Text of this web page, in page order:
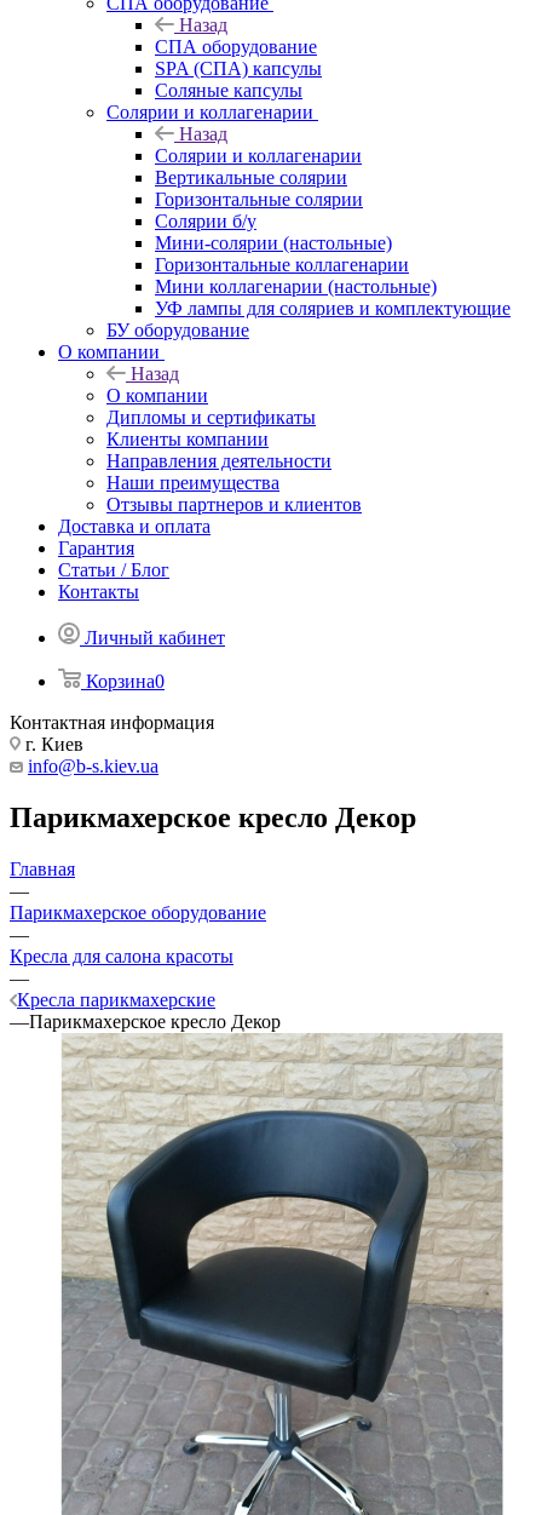
Назад
СПА оборудование
SPA (СПА) капсулы
Соляные капсулы
Солярии и коллагенарии
Назад
Солярии и коллагенарии
Вертикальные солярии
Горизонтальные солярии
Солярии б/у
Мини-солярии (настольные)
Горизонтальные коллагенарии
Мини коллагенарии (настольные)
УФ лампы для соляриев и комплектующие
БУ оборудование
О компании
Назад
О компании
Дипломы и сертификаты
Клиенты компании
Направления деятельности
Наши преимущества
Отзывы партнеров и клиентов
Доставка и оплата
Гарантия
Статьи / Блог
Контакты
Личный кабинет
Корзина0
Контактная информация
г. Киев
info@b-s.kiev.ua
Парикмахерское кресло Декор
Главная
—
Парикмахерское оборудование
—
Кресла для салона красоты
—
Кресла парикмахерские
—Парикмахерское кресло Декор